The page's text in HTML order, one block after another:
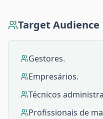
Target Audience
Gestores.
Empresários.
Técnicos
Profissionais de